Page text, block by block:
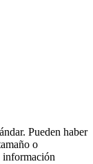
Pueden haber
o
información